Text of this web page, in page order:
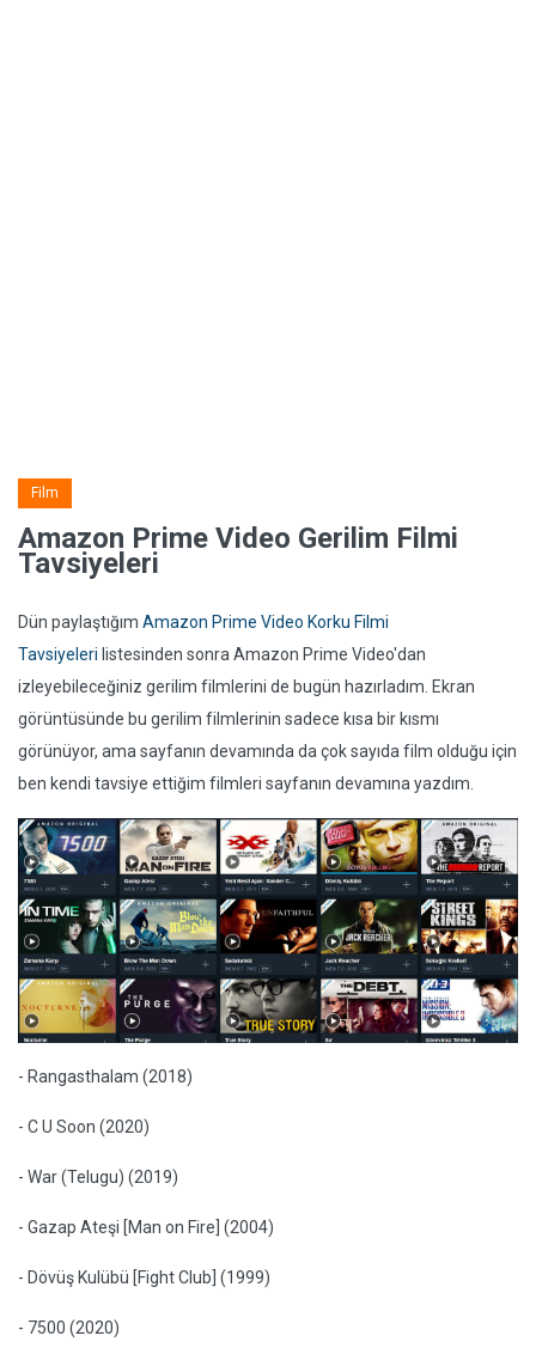
Film
Amazon Prime Video Gerilim Filmi
Tavsiyeleri
Dün paylaştığım Amazon Prime Video Korku Filmi
Tavsiyeleri listesinden sonra Amazon Prime Video'dan
izleyebileceğiniz gerilim filmlerini de bugün hazırladım. Ekran
görüntüsünde bu gerilim filmlerinin sadece kısa bir kısmı
görünüyor, ama sayfanın devamında da çok sayıda film olduğu için
ben kendi tavsiye ettiğim filmleri sayfanın devamına yazdım.
- Rangasthalam (2018)
- C U Soon (2020)
- War (Telugu) (2019)
- Gazap Ateşi [Man on Fire] (2004)
- Dövüş Kulübü [Fight Club] (1999)
- 7500 (2020)